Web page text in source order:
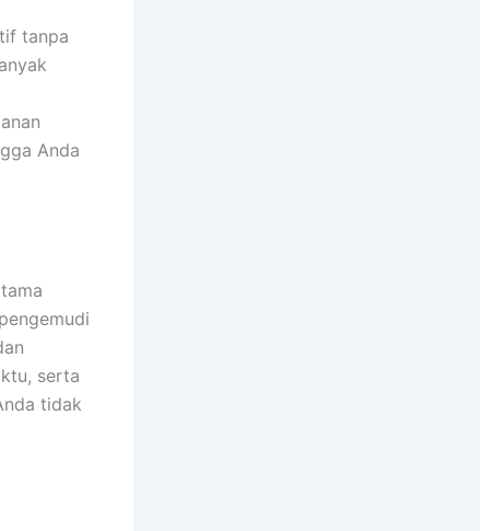
tanpa
Anda
serta
tidak